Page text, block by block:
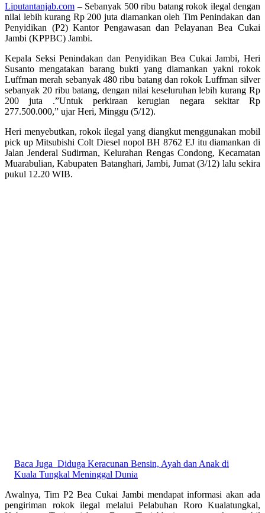
Liputantanjab.com – Sebanyak 500 ribu batang rokok ilegal dengan
nilai lebih kurang Rp 200 juta diamankan oleh Tim Penindakan dan
Penyidikan (P2) Kantor Pengawasan dan Pelayanan Bea Cukai
Jambi (KPPBC) Jambi.
Kepala Seksi Penindakan dan Penyidikan Bea Cukai Jambi, Heri
Susanto mengatakan barang bukti yang diamankan yakni rokok
Luffman merah sebanyak 480 ribu batang dan rokok Luffman silver
sebanyak 20 ribu batang, dengan nilai keseluruhan lebih kurang Rp
200 juta .”Untuk perkiraan kerugian negara sekitar Rp
277.500.000,” ujar Heri, Minggu (5/12).
Heri menyebutkan, rokok ilegal yang diangkut menggunakan mobil
pick up Mitsubishi Colt Diesel nopol BH 8762 EJ itu diamankan di
Jalan Jenderal Sudirman, Kelurahan Rengas Condong, Kecamatan
Muarabulian, Kabupaten Batanghari, Jambi, Jumat (3/12) lalu sekira
pukul 12.20 WIB.
Baca Juga Diduga Keracunan Bensin, Ayah dan Anak di
Kuala Tungkal Meninggal Dunia
Awalnya, Tim P2 Bea Cukai Jambi mendapat informasi akan ada
pengiriman rokok ilegal melalui Pelabuhan Roro Kualatungkal,